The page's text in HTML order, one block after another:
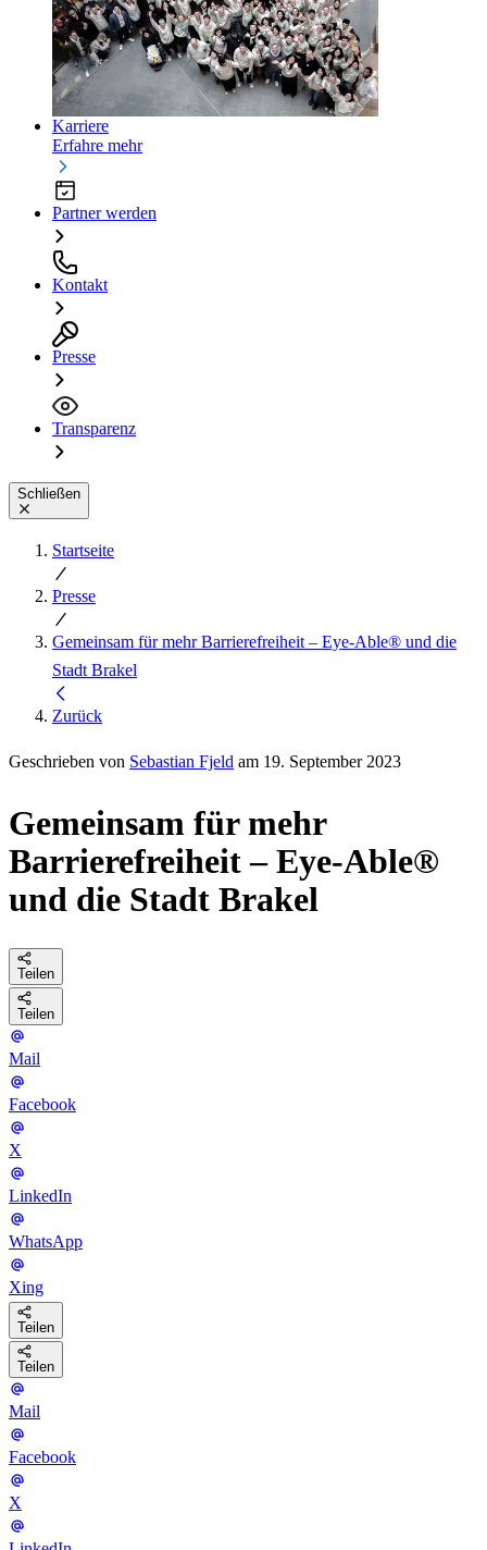
Karriere
Erfahre mehr
Partner werden
Kontakt
Presse
Transparenz
Schließen
Startseite
Presse
Gemeinsam für mehr Barrierefreiheit – Eye-Able® und die
Stadt Brakel
Zurück
Geschrieben von Sebastian Fjeld am 19. September 2023
Gemeinsam für mehr
Barrierefreiheit – Eye-Able®
und die Stadt Brakel
Teilen
Teilen
Mail
Facebook
X
LinkedIn
WhatsApp
Xing
Teilen
Teilen
Mail
Facebook
X